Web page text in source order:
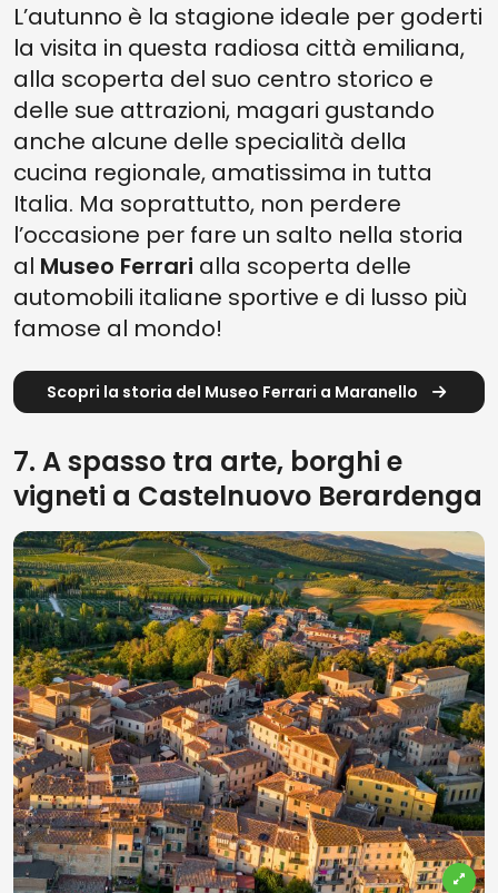
L’autunno è la stagione ideale per goderti
la visita in questa radiosa città emiliana,
alla scoperta del suo centro storico e
delle sue attrazioni, magari gustando
anche alcune delle specialità della
cucina regionale, amatissima in tutta
Italia. Ma soprattutto, non perdere
l’occasione per fare un salto nella storia
al Museo Ferrari alla scoperta delle
automobili italiane sportive e di lusso più
famose al mondo!
Scopri la storia del Museo Ferrari a Maranello
7. A spasso tra arte, borghi e
vigneti a Castelnuovo Berardenga